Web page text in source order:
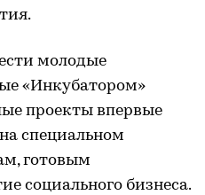
молодые
«Инкубатором»
проекты впервые
специальном
готовым
социального бизнеса.